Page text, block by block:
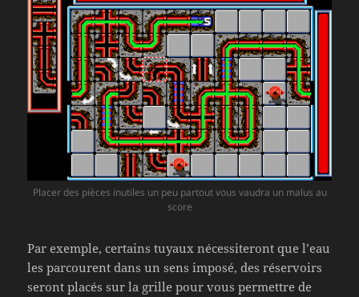
Placer des pièces inutiles un peu partout vous vaudra un malus au
score
Par exemple, certains tuyaux nécessiteront que l’eau
les parcourent dans un sens imposé, des réservoirs
seront placés sur la grille pour vous permettre de